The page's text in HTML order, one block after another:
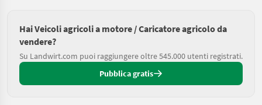
Hai Veicoli agricoli a motore / Caricatore agricolo da
vendere?
Su Landwirt.com puoi raggiungere oltre 545.000 utenti registrati.
Pubblica gratis